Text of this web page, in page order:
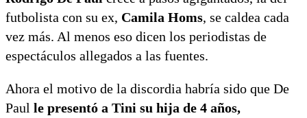
futbolista con su ex, Camila Homs, se caldea cada
vez más. Al menos eso dicen los periodistas de
espectáculos allegados a las fuentes.
Ahora el motivo de la discordia habría sido que De
Paul le presentó a Tini su hija de 4 años,